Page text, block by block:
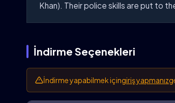
Khan). Their police skills are put to
İndirme Seçenekleri
İndirme yapabilmek içingiriş yapmanız